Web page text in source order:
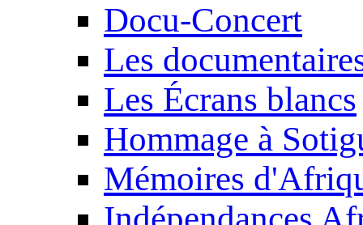
Docu-Concert
Les
Les Écrans blancs
Hommage à
Mémoires